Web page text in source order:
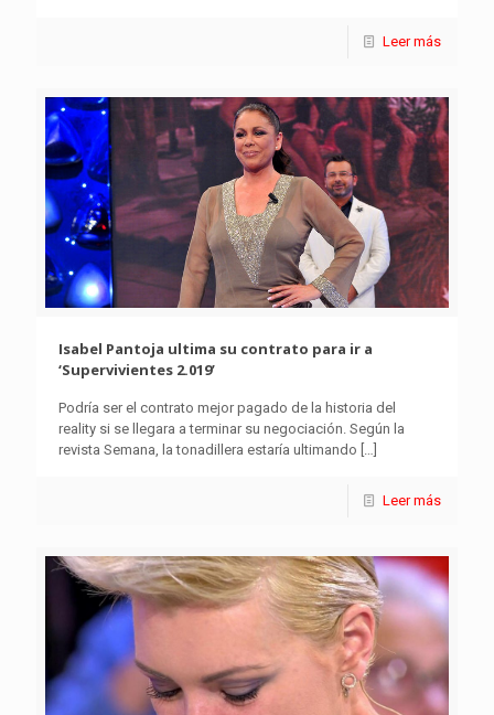
Leer más
Isabel Pantoja ultima su contrato para ir a
‘Supervivientes 2.019’
Podría ser el contrato mejor pagado de la historia del
reality si se llegara a terminar su negociación. Según la
revista Semana, la tonadillera estaría ultimando […]
Leer más